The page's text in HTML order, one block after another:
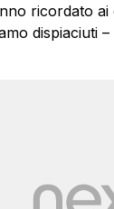
ricordato
dispiaciuti